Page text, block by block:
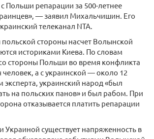
Польши репарации за 500-летнее
— заявил Михальчишин. Его
телеканал NTA.
польской стороны насчет Волынской
историками Киева. По словам
стороны Польши во время конфликта
человек, а с украинской — около 12
украинский народ «был
на польских панов» и был рабом. При
отказывается платить репарации
существует напряженность в